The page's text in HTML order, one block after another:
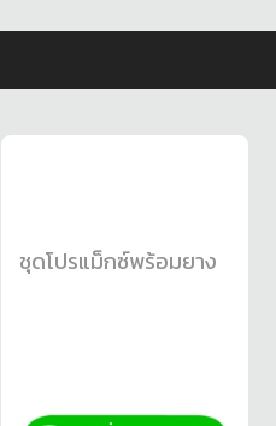
ชุดโปรแม็กซ์พร้อมยาง